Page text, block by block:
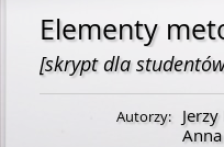
Elementy
[skrypt dla
Autorzy: